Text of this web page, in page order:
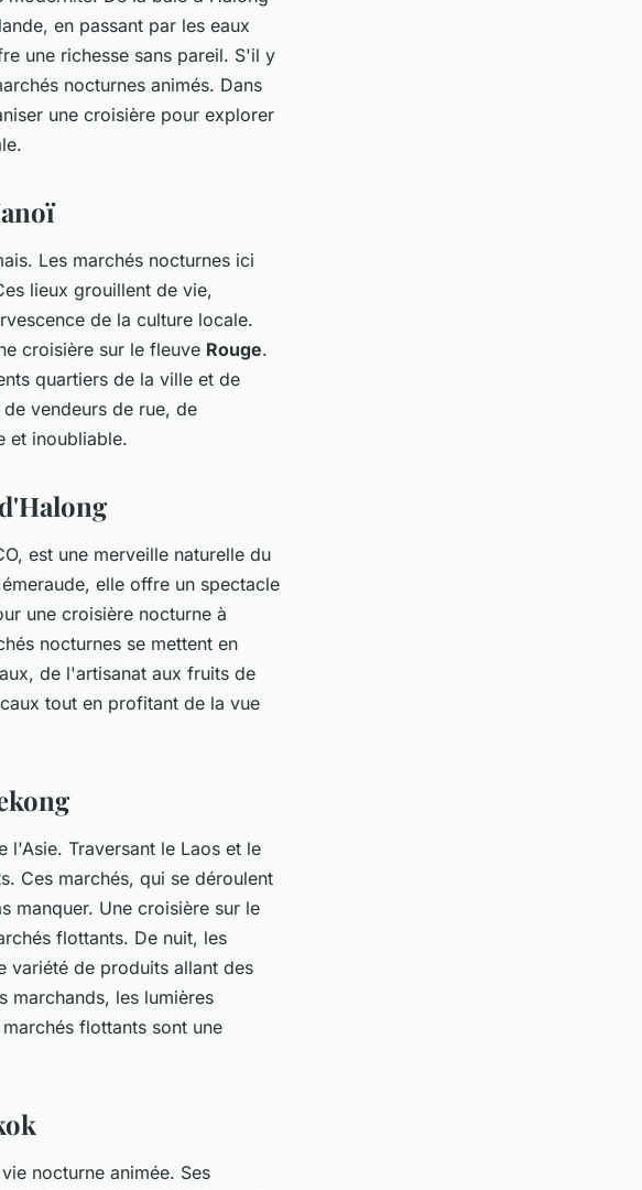
en passant par les eaux
une richesse sans pareil. S'il y
nocturnes animés. Dans
une croisière pour explorer
Les marchés nocturnes ici
lieux grouillent de vie,
de la culture locale.
croisière sur le fleuve Rouge.
quartiers de la ville et de
vendeurs de rue, de
et inoubliable.
est une merveille naturelle du
elle offre un spectacle
une croisière nocturne à
nocturnes se mettent en
de l'artisanat aux fruits de
tout en profitant de la vue
l'Asie. Traversant le Laos et le
Ces marchés, qui se déroulent
manquer. Une croisière sur le
flottants. De nuit, les
variété de produits allant des
marchands, les lumières
flottants sont une
nocturne animée. Ses